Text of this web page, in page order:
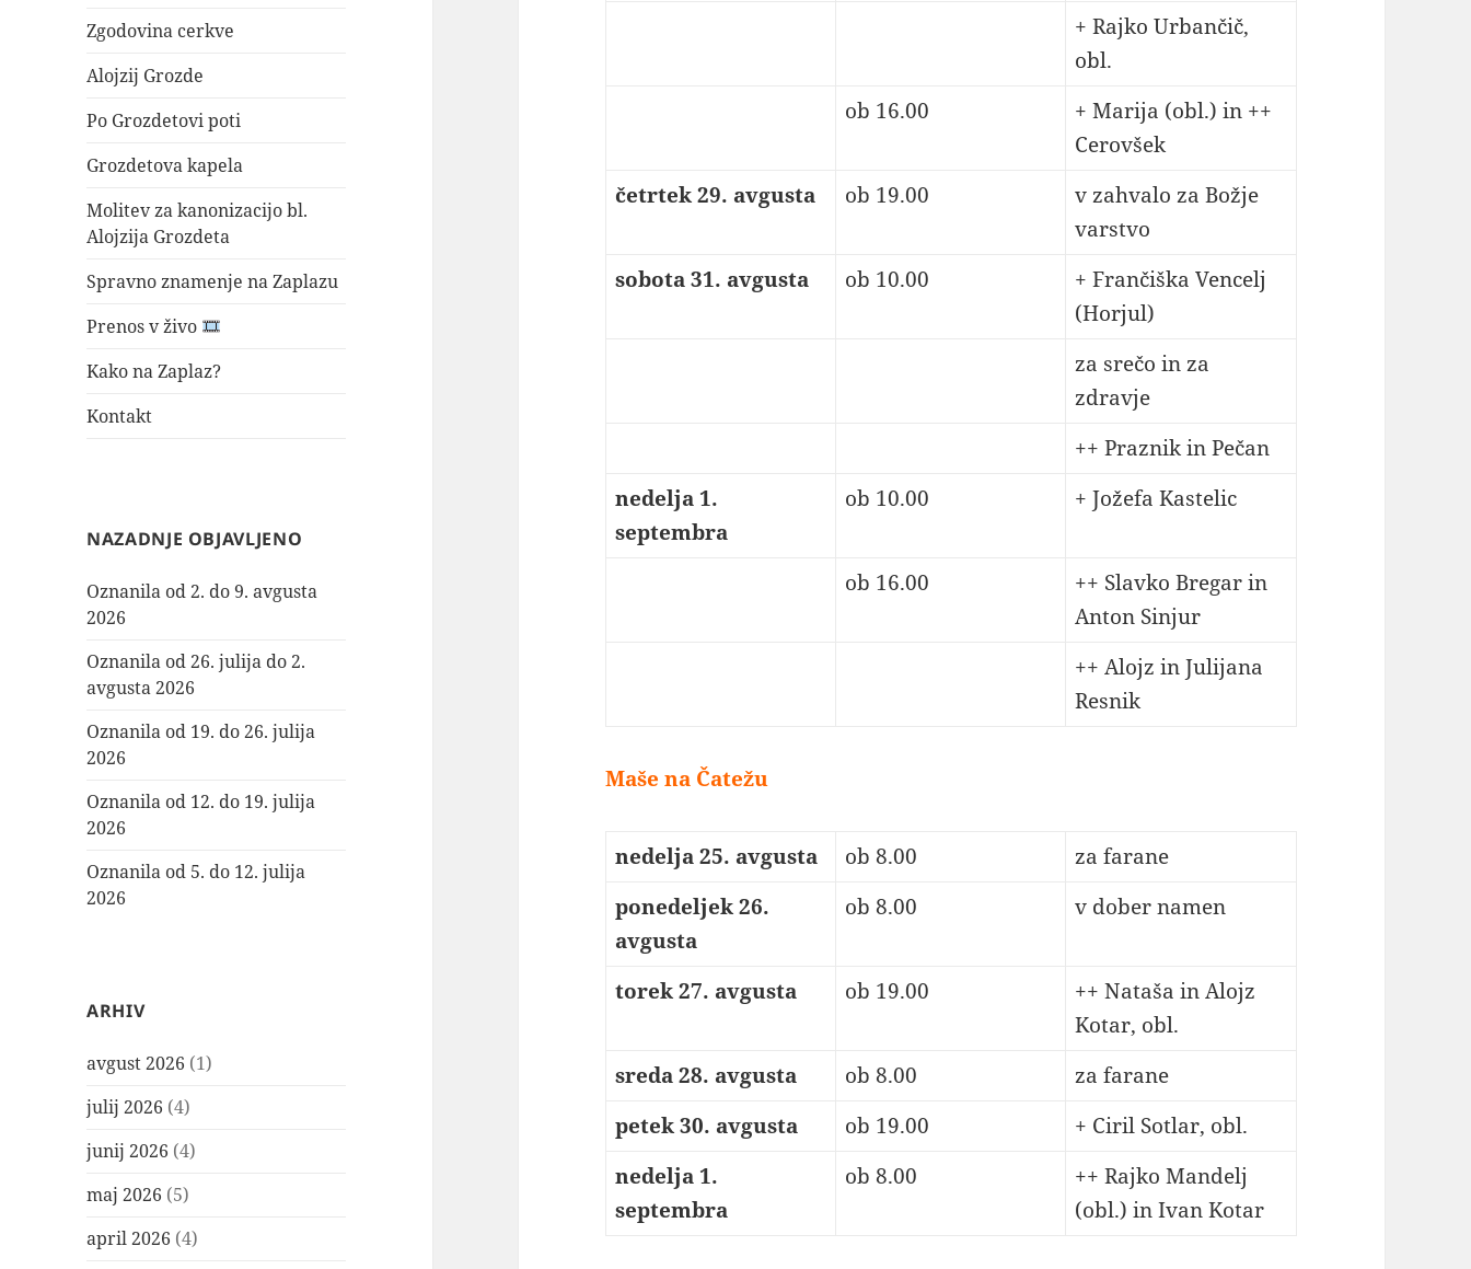
Zgodovina cerkve
Alojzij Grozde
Po Grozdetovi poti
Grozdetova kapela
Molitev za kanonizacijo bl.
Alojzija Grozdeta
Spravno znamenje na Zaplazu
Prenos v živo
Kako na Zaplaz?
Kontakt
NAZADNJE OBJAVLJENO
Oznanila od 2. do 9. avgusta
2026
Oznanila od 26. julija do 2.
avgusta 2026
Oznanila od 19. do 26. julija
2026
Oznanila od 12. do 19. julija
2026
Oznanila od 5. do 12. julija
2026
ARHIV
avgust 2026 (1)
julij 2026 (4)
junij 2026 (4)
maj 2026 (5)
april 2026 (4)
+ Rajko Urbančič,
obl.
ob 16.00
+ Marija (obl.) in ++
Cerovšek
četrtek 29. avgusta
ob 19.00
v zahvalo za Božje
varstvo
sobota 31. avgusta
ob 10.00
+ Frančiška Vencelj
(Horjul)
za srečo in za
zdravje
++ Praznik in Pečan
nedelja 1.
septembra
ob 10.00 + Jožefa Kastelic
ob 16.00
++ Slavko Bregar in
Anton Sinjur
++ Alojz in Julijana
Resnik
Maše na Čatežu
nedelja 25. avgusta ob 8.00
za farane
ponedeljek 26.
avgusta
ob 8.00 v dober namen
torek 27. avgusta ob 19.00
++ Nataša in Alojz
Kotar, obl.
sreda 28. avgusta
ob 8.00
za farane
petek 30. avgusta
ob 19.00
+ Ciril Sotlar, obl.
nedelja 1.
septembra
ob 8.00
++ Rajko Mandelj
(obl.) in Ivan Kotar